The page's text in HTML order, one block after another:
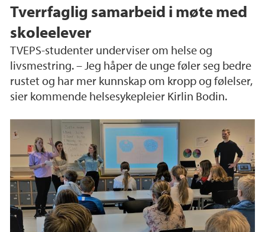
Tverrfaglig samarbeid i møte med
skoleelever
TVEPS-studenter underviser om helse og
livsmestring. – Jeg håper de unge føler seg bedre
rustet og har mer kunnskap om kropp og følelser,
sier kommende helsesykepleier Kirlin Bodin.